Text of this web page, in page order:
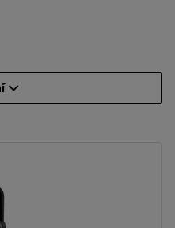
kg
se všemi typy karoserií